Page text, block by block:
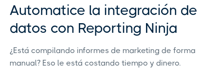
Automatice la integración de
datos con Reporting Ninja
¿Está compilando informes de marketing de forma
manual? Eso le está costando tiempo y dinero.